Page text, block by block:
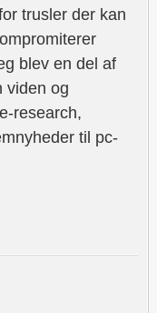
trusler der kan
blev en del af
viden og
research,
til pc-